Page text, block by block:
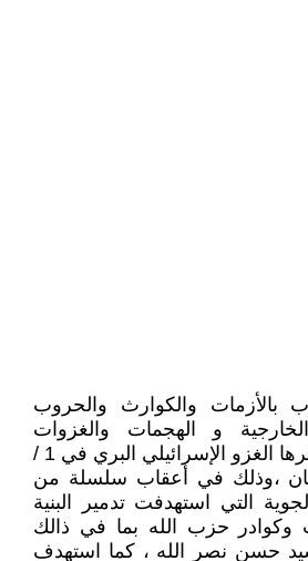
بالأزمات والكوارث والحروب
الخارجية و الهجمات والغزوات
الإسرائلية المتتالية وأخرها الغزو الإسرائيلي البري في 1 /
لبنان ،وذلك في أعقاب سلسلة من
التي استهدفت تدمير البنية
وكوادر حزب الله بما في ذالك
سيد حسن نصر الله ، كما استهدف